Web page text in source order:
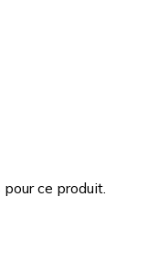
ce produit.